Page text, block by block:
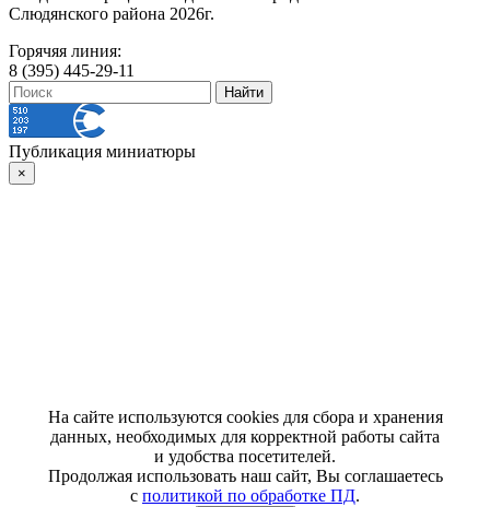
Слюдянского района 2026г.
Горячяя линия:
8 (395) 445-29-11
Публикация миниатюры
×
На сайте используются cookies для сбора и хранения
данных, необходимых для корректной работы сайта
и удобства посетителей.
Продолжая использовать наш сайт, Вы соглашаетесь
с политикой по обработке ПД.